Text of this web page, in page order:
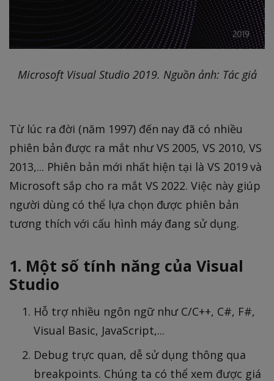
Microsoft Visual Studio 2019. Nguồn ảnh: Tác giả
Từ lúc ra đời (năm 1997) đến nay đã có nhiều
phiên bản được ra mắt như VS 2005, VS 2010, VS
2013,... Phiên bản mới nhất hiện tại là VS 2019 và
Microsoft sắp cho ra mắt VS 2022. Việc này giúp
người dùng có thể lựa chọn được phiên bản
tương thích với cấu hình máy đang sử dụng.
1. Một số tính năng của Visual
Studio
Hỗ trợ nhiều ngôn ngữ như C/C++, C#, F#,
Visual Basic, JavaScript,...
Debug trực quan, dễ sử dụng thông qua
breakpoints. Chúng ta có thể xem được giá